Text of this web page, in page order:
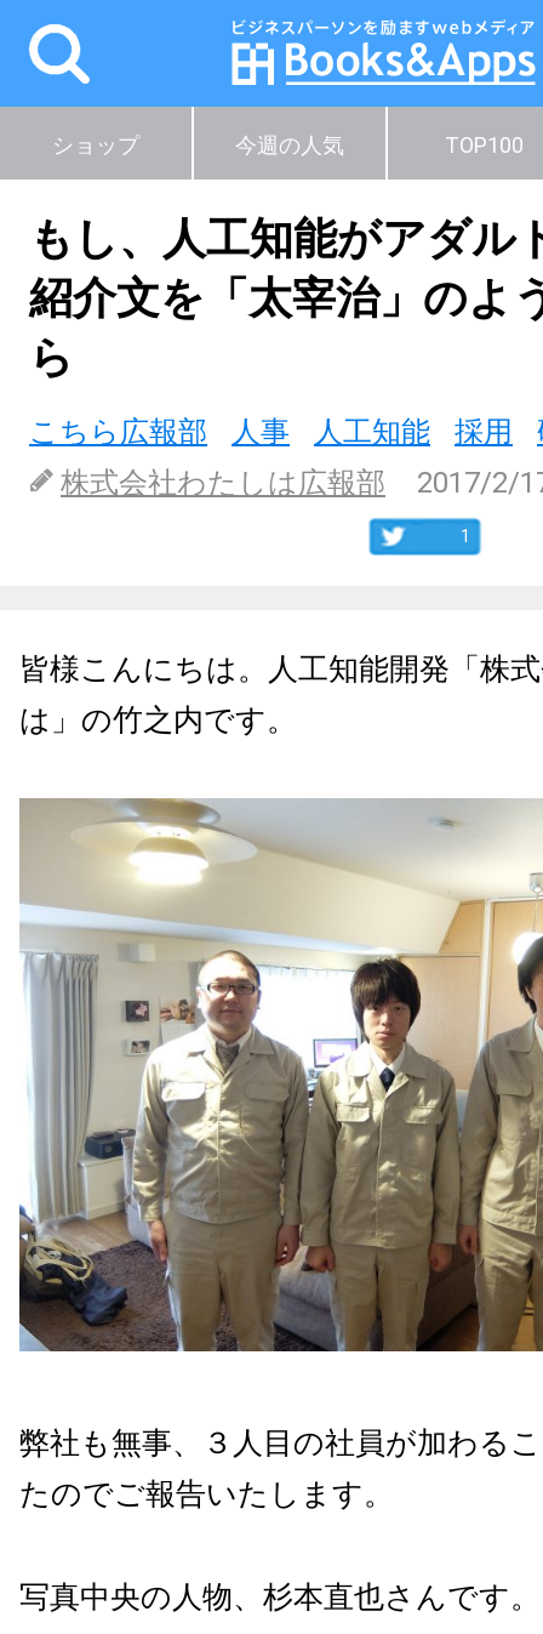
ショップ 今週の人気 TOP100
もし、人工知能がアダル
紹介文を「太宰治」のよ
ら
こちら広報部 人事 人工知能 採用
株式会社わたしは広報部
2017/2/
1
皆様こんにちは。人工知能開発「株
は」の竹之内です。
弊社も無事、３人目の社員が加わる
たのでご報告いたします。
写真中央の人物、杉本直也さんです。